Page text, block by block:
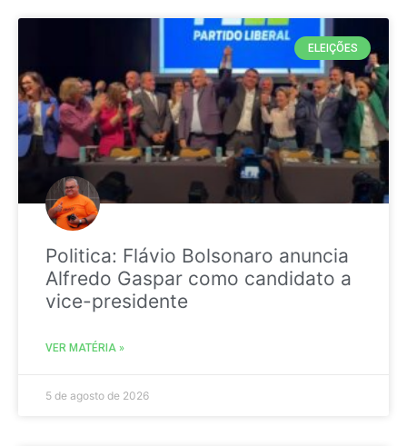
ELEIÇÕES
Politica: Flávio Bolsonaro anuncia
Alfredo Gaspar como candidato a
vice-presidente
VER MATÉRIA »
5 de agosto de 2026